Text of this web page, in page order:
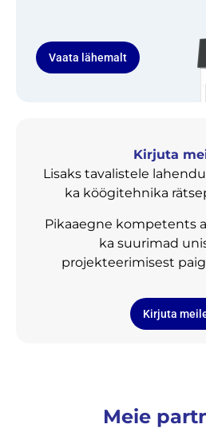
Vaata lähemalt
Kirjuta
Lisaks tavalistele
ka köögitehnika
Pikaaegne kompetents
ka suurimad
projekteerimisest
Kirjuta
Meie